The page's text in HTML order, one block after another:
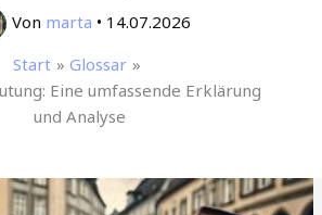
Von marta • 14.07.2026
Start
Glossar
Eine umfassende Erklärung
und Analyse